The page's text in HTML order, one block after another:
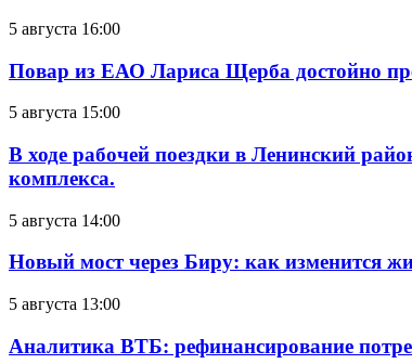
5 августа 16:00
Повар из ЕАО Лариса Щерба достойно
5 августа 15:00
В ходе рабочей поездки в Ленинский
комплекса.
5 августа 14:00
Новый мост через Биру: как изменится
5 августа 13:00
Аналитика ВТБ: рефинансирование